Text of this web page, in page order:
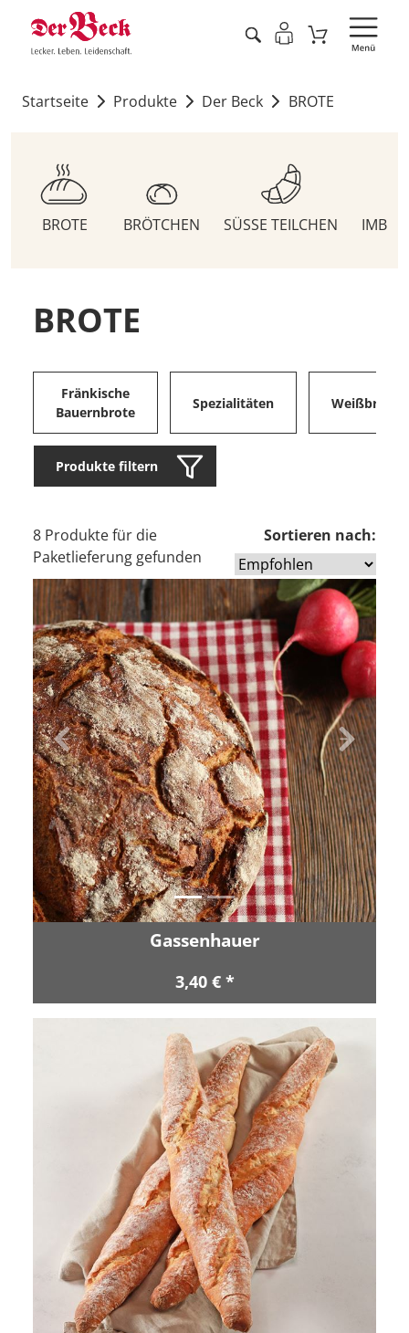
Startseite Produkte Der Beck BROTE
BROTE BRÖTCHEN SÜSSE TEILCHEN
BROTE
Fränkische
Bauernbrote
Spezialitäten Weißbrote
Produkte filtern
8 Produkte für die
Paketlieferung gefunden
Sortieren nach:
Zurück Vor
Gassenhauer
3,40 € *